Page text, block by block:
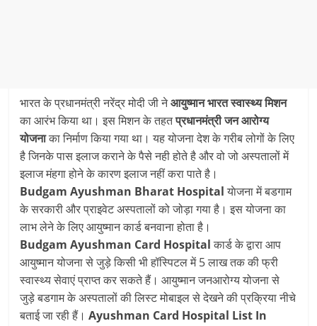
भारत के प्रधानमंत्री नरेंद्र मोदी जी नेआयुष्‍मान भारत स्‍वास्‍थ्‍य मिशन
का आरंभ किया था। इस मिशन के तहतप्रधानमंत्री जन आरोग्‍य
योजनाका निर्माण किया गया था। यह योजना देश के गरीब लोगों के लिए
है जिनके पास इलाज कराने के पैसे नही होते है और वो जो अस्‍पतालों में
इलाज मंहगा होने के कारण इलाज नहीं करा पाते है।
Budgam Ayushman Bharat Hospitalयाेजना में बडगाम
के सरकारी और प्राइवेट अस्‍पतालों को जोड़ा गया है। इस योजना का
लाभ लेने के लिए आयुष्‍मान कार्ड बनवाना होता है।
Budgam Ayushman Card Hospital कार्ड के द्वारा आप
आयुष्‍मान योजना से जुड़े किसी भी हॉस्पिटल में 5 लाख तक की फ्री
स्‍वास्‍थ्‍य सेवाएं प्राप्‍त कर सकते हैं। आयुष्‍मान जनआरोग्‍य योजना से
जुड़े बडगाम के अस्‍पतालों की लिस्‍ट मोबाइल से देखने की प्रक्रिया नीचे
बताई जा रही हैं।Ayushman Card Hospital List In